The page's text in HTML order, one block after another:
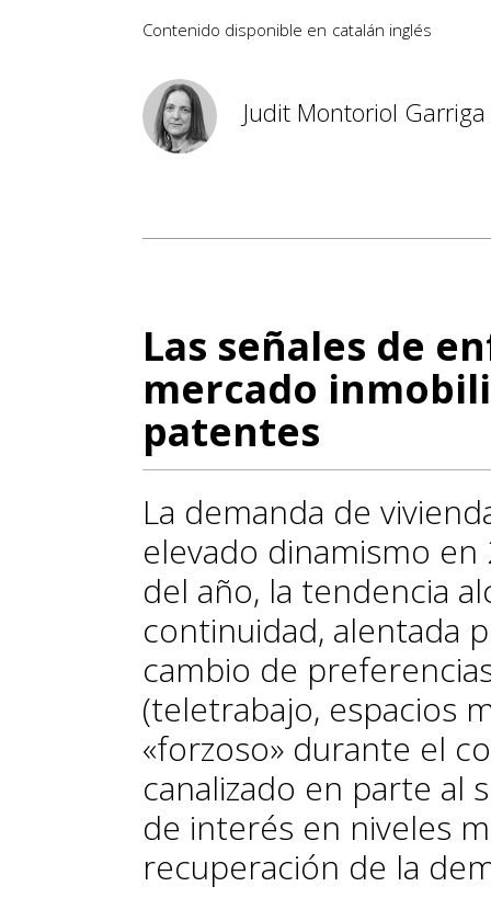
Contenido disponible en catalán inglés
Judit Montoriol Garriga
Las señales de
mercado
patentes
La demanda de
elevado dinamismo
del año, la tendencia
continuidad, alentada
cambio de
(teletrabajo, espacios
«forzoso» durante el
canalizado en parte al
de interés en niveles
recuperación de la